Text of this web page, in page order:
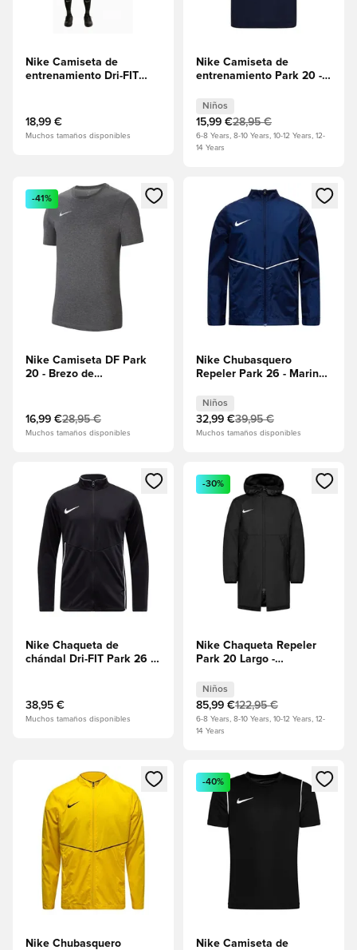
Nike Camiseta de
entrenamiento Dri-FIT
18,99 €
Muchos tamaños disponibles
Nike Camiseta de
entrenamiento Park 20 -
Niños
15,99 €28,95 €
6-8 Years, 8-10 Years, 10-12 Years, 12-
14 Years
Abre un modal para iniciar sesión o registrarse como
-41%
Nike Camiseta DF Park
20 - Brezo de
16,99 €28,95 €
Muchos tamaños disponibles
Abre un modal para iniciar
Nike Chubasquero
Repeler Park 26 - Marina
Niños
Niños
32,99 €39,95 €
Muchos tamaños disponibles
Abre un modal para iniciar sesión o registrarse como
Nike Chaqueta de
chándal Dri-FIT Park 26 -
38,95 €
Muchos tamaños disponibles
Abre un modal para iniciar
-30%
Nike Chaqueta Repeler
Park 20 Largo -
Niños
85,99 €122,95 €
6-8 Years, 8-10 Years, 10-12 Years, 12-
14 Years
Abre un modal para iniciar sesión o registrarse como
Nike Chubasquero
Abre un modal para iniciar
-40%
Nike Camiseta de